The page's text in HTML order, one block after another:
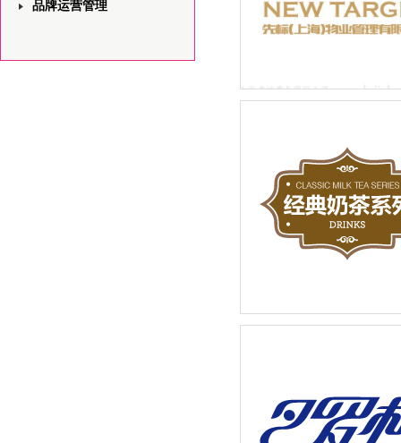
品牌运营管理
先标（上海）物业管理有
奶茶店招牌饮品宣传广告